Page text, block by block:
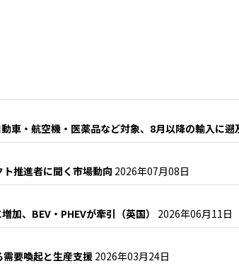
車・航空機・医薬品など対象、8月以降の輸入に遡
推進者に聞く市場動向 2026年07月08日
加、BEV・PHEVが牽引（英国） 2026年06月11日
要喚起と生産支援 2026年03月24日